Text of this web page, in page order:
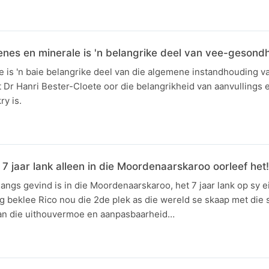
en minerale is 'n belangrike deel van vee-
is 'n baie belangrike deel van die algemene instandhouding
Dr Hanri Bester-Cloete oor die belangrikheid van aanvullings
is.
jaar lank alleen in die Moordenaarskaroo oorleef het!
gevind is in die Moordenaarskaroo, het 7 jaar lank op sy
beklee Rico nou die 2de plek as die wereld se skaap met die
die uithouvermoe en aanpasbaarheid…